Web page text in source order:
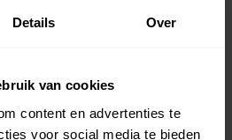
Details Over
van cookies
content en advertenties te
voor social media te bieden
woningen (koopsom
een postcodegebied. Dit